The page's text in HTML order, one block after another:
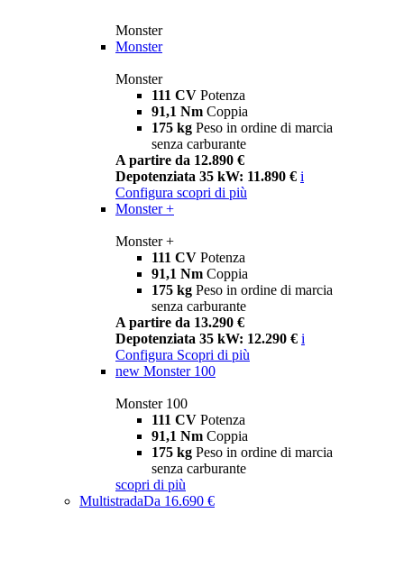
Monster
Monster
Monster
111 CV Potenza
91,1 Nm Coppia
175 kg Peso in ordine di marcia
senza carburante
A partire da 12.890 €
Depotenziata 35 kW: 11.890 € i
Configura scopri di più
Monster +
Monster +
111 CV Potenza
91,1 Nm Coppia
175 kg Peso in ordine di marcia
senza carburante
A partire da 13.290 €
Depotenziata 35 kW: 12.290 € i
Configura Scopri di più
new Monster 100
Monster 100
111 CV Potenza
91,1 Nm Coppia
175 kg Peso in ordine di marcia
senza carburante
scopri di più
MultistradaDa 16.690 €